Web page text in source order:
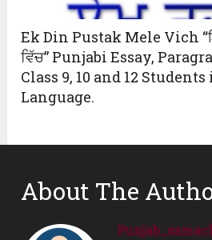
Ek Din Pustak Mele Vich
ਵਿੱਚ” Punjabi Essay,
Class 9, 10 and 12
Language.
About The